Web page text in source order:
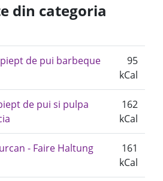
din categoria
de pui barbeque
95
kCal
de pui si pulpa
162
kCal
- Faire Haltung
161
kCal